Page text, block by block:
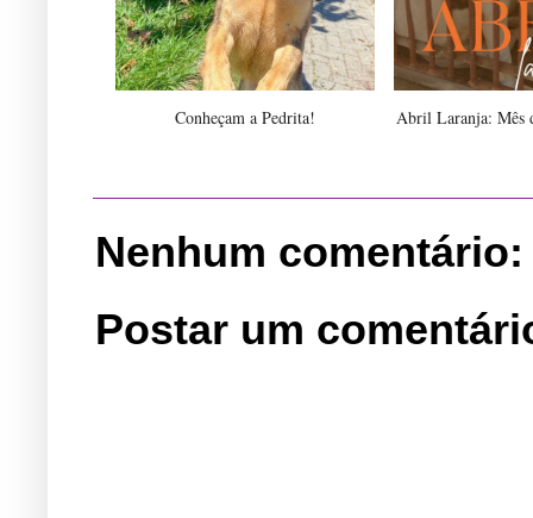
Conheçam a Pedrita! Abril Laranja: Mês
Nenhum comentário:
Postar um